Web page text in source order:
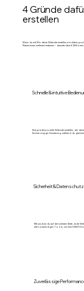
4 Gründe
erstellen
Wenn du mit Wix deine Website erstellen möchtest,
Nutzer:innen weltweit vertrauen – darunter über 6
Schnelle & intuitive
Eine professionelle Website erstellen, die
für eine zügige Umsetzung, während du
Sicherheit & Datenschutz
Mit uns bist du auf der sicheren Seite: Jede
alle notwendigen Tools, um eine DSGVO-
Zuverlässige